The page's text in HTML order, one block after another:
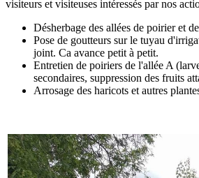
visiteurs et visiteuses intéressés par nos
Désherbage des allées de poirier et
Pose de goutteurs sur le tuyau
joint. Ca avance petit à petit.
Entretien de poiriers de l'allée A
secondaires, suppression des fruits
Arrosage des haricots et autres